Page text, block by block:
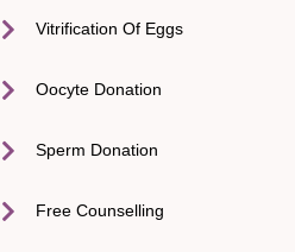
Vitrification Of Eggs
Oocyte Donation
Sperm Donation
Free Counselling